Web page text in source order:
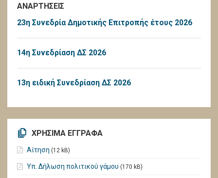
ΑΝΑΡΤΗΣΕΙΣ
23η Συνεδρία Δημοτικής Επιτροπής έτους 2026
14η Συνεδρίαση ΔΣ 2026
13η ειδική Συνεδρίαση ΔΣ 2026
ΧΡΗΣΙΜΑ ΕΓΓΡΑΦΑ
Αίτηση (12 kB)
Υπ. Δήλωση πολιτικού γάμου (170 kB)